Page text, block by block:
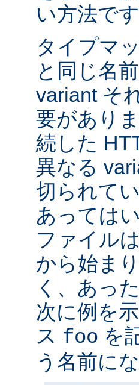
い方法です
タイプマ
と同じ名
variant そ
要があり
続した
異なる
切られて
あっては
ファイル
から始ま
く、あっ
次に例を
ス foo を
う名前に